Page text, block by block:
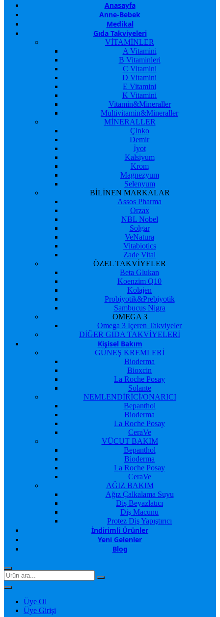
Anasayfa
Anne-Bebek
Medikal
Gıda Takviyeleri
VİTAMİNLER
A Vitamini
B Vitaminleri
C Vitamini
D Vitamini
E Vitamini
K Vitamini
Vitamin&Mineraller
Multivitamin&Mineraller
MİNERALLER
Çinko
Demir
İyot
Kalsiyum
Krom
Magnezyum
Selenyum
BİLİNEN MARKALAR
Assos Pharma
Orzax
NBL Nobel
Solgar
VeNatura
Vitabiotics
Zade Vital
ÖZEL TAKVİYELER
Beta Glukan
Koenzim Q10
Kolajen
Probiyotik&Prebiyotik
Sambucus Nigra
OMEGA 3
Omega 3 İçeren Takviyeler
DİĞER GIDA TAKVİYELERİ
Kişisel Bakım
GÜNEŞ KREMLERİ
Bioderma
Bioxcin
La Roche Posay
Solante
NEMLENDİRİCİ/ONARICI
Bepanthol
Bioderma
La Roche Posay
CeraVe
VÜCUT BAKIM
Bepanthol
Bioderma
La Roche Posay
CeraVe
AĞIZ BAKIM
Ağız Çalkalama Suyu
Diş Beyazlatıcı
Diş Macunu
Protez Diş Yapıştırıcı
İndirimli Ürünler
Yeni Gelenler
Blog
Üye Ol
Üye Girişi